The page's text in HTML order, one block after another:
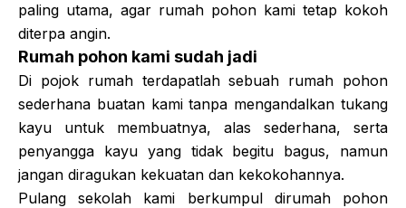
paling utama, agar rumah pohon kami tetap kokoh
diterpa angin.
Rumah pohon kami sudah jadi
Di pojok rumah terdapatlah sebuah rumah pohon
sederhana buatan kami tanpa mengandalkan tukang
kayu untuk membuatnya, alas sederhana, serta
penyangga kayu yang tidak begitu bagus, namun
jangan diragukan kekuatan dan kekokohannya.
Pulang sekolah kami berkumpul dirumah pohon